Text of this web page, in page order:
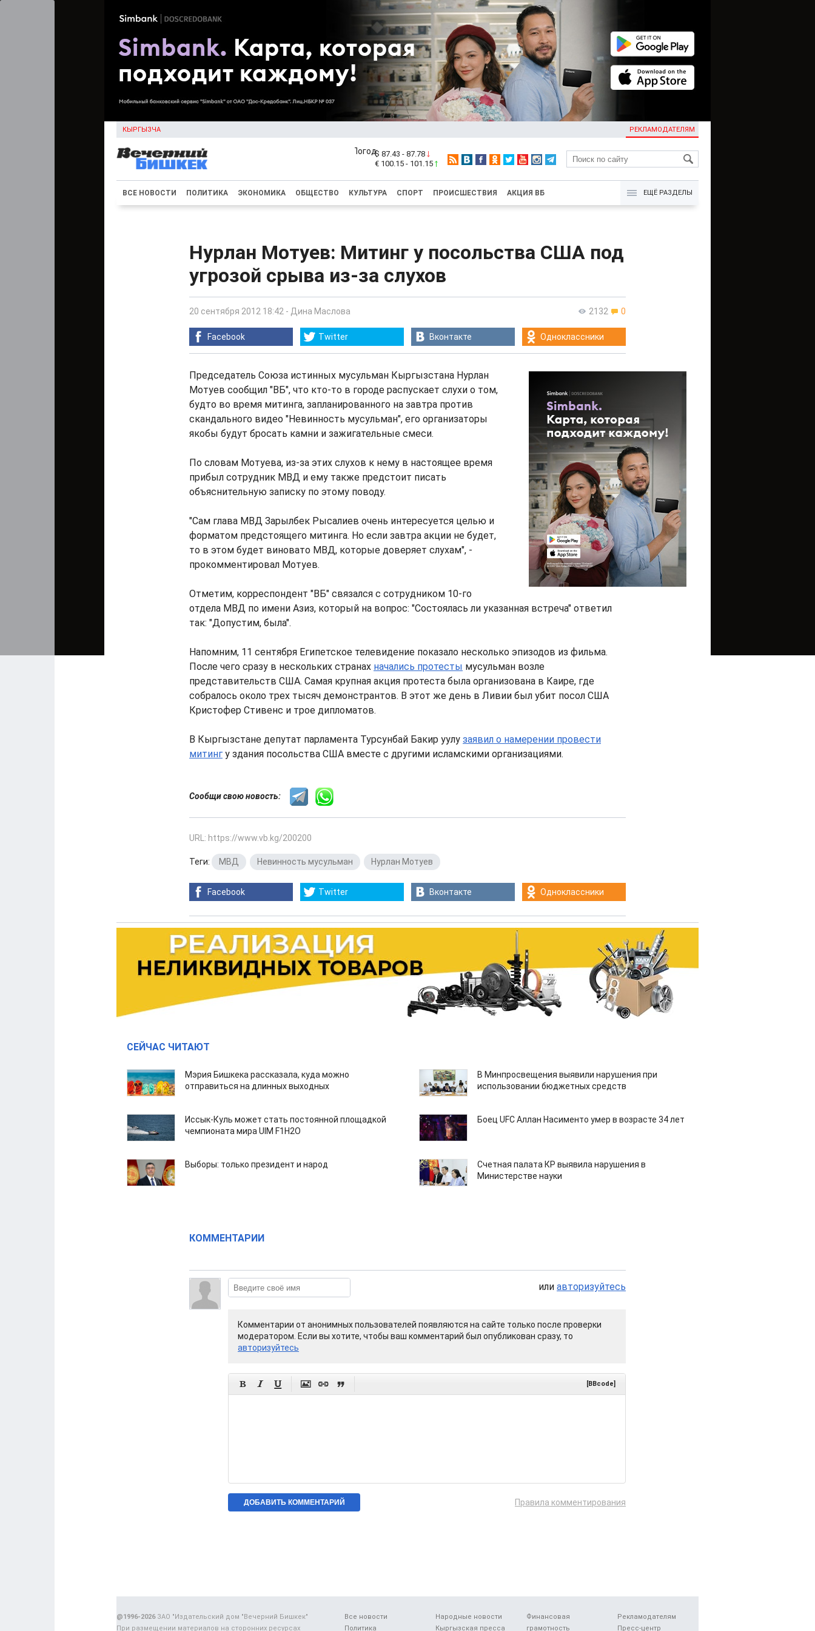
КЫРГЫЗЧА РЕКЛАМОДАТЕЛЯМ
KG
$ 87.43 - 87.78
€ 100.15 - 101.15
ВСЕ НОВОСТИ ПОЛИТИКА ЭКОНОМИКА ОБЩЕСТВО КУЛЬТУРА СПОРТ ПРОИСШЕСТВИЯ АКЦИЯ ВБ ЕЩЁ РАЗДЕЛЫ
Нурлан Мотуев: Митинг у посольства США под
угрозой срыва из-за слухов
2132 0
20 сентября 2012 18:42 - Дина Маслова
Facebook Twitter Вконтакте Одноклассники
Председатель Союза истинных мусульман Кыргызстана Нурлан
Мотуев сообщил "ВБ", что кто-то в городе распускает слухи о том,
будто во время митинга, запланированного на завтра против
скандального видео "Невинность мусульман", его организаторы
якобы будут бросать камни и зажигательные смеси.
По словам Мотуева, из-за этих слухов к нему в настоящее время
прибыл сотрудник МВД и ему также предстоит писать
объяснительную записку по этому поводу.
"Сам глава МВД Зарылбек Рысалиев очень интересуется целью и
форматом предстоящего митинга. Но если завтра акции не будет,
то в этом будет виновато МВД, которые доверяет слухам", -
прокомментировал Мотуев.
Отметим, корреспондент "ВБ" связался с сотрудником 10-го
отдела МВД по имени Азиз, который на вопрос: "Состоялась ли указанная встреча" ответил
так: "Допустим, была".
Напомним, 11 сентября Египетское телевидение показало несколько эпизодов из фильма.
После чего сразу в нескольких странах начались протесты мусульман возле
представительств США. Самая крупная акция протеста была организована в Каире, где
собралось около трех тысяч демонстрантов. В этот же день в Ливии был убит посол США
Кристофер Стивенс и трое дипломатов.
В Кыргызстане депутат парламента Турсунбай Бакир уулу заявил о намерении провести
митинг у здания посольства США вместе с другими исламскими организациями.
Сообщи свою новость:
URL: https://www.vb.kg/200200
Теги: МВД Невинность мусульман Нурлан Мотуев
Facebook Twitter Вконтакте Одноклассники
СЕЙЧАС ЧИТАЮТ
Мэрия Бишкека рассказала, куда можно
отправиться на длинных выходных
В Минпросвещения выявили нарушения при
использовании бюджетных средств
Иссык-Куль может стать постоянной площадкой
чемпионата мира UIM F1H2O
Боец UFC Аллан Насименто умер в возрасте 34 лет
Выборы: только президент и народ
Счетная палата КР выявила нарушения в
Министерстве науки
КОММЕНТАРИИ
или авторизуйтесь
Комментарии от анонимных пользователей появляются на сайте только после проверки
модератором. Если вы хотите, чтобы ваш комментарий был опубликован сразу, то
авторизуйтесь
      [BBcode]
Правила комментирования
Все новости
Политика
Народные новости
Кыргызская пресса
Финансовая
грамотность
Рекламодателям
Пресс-центр
@1996-2026ЗАО "Издательский дом "Вечерний Бишкек"
При размещении материалов на сторонних ресурсах